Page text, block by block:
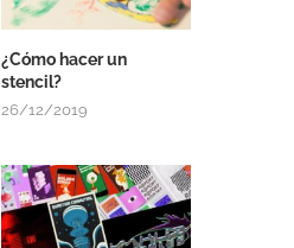
¿Cómo hacer un
stencil?
26/12/2019